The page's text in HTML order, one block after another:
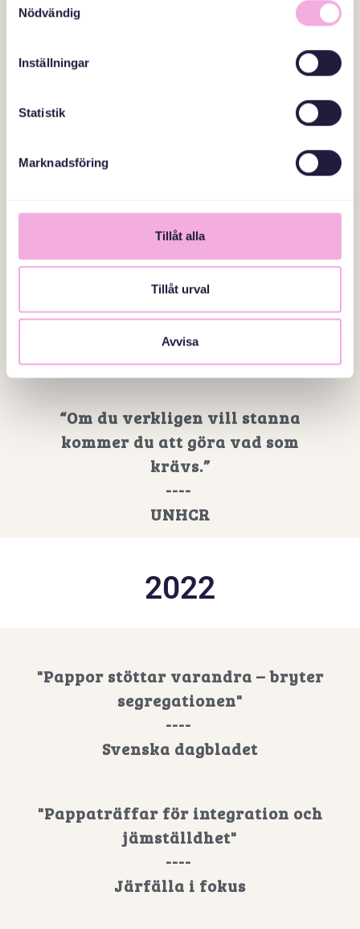
Nödvändig
Inställningar
Statistik
Marknadsföring
Tillåt alla
Tillåt urval
Avvisa
”Flyktingar från Ukraina får
skydd undan kriget, men inte en
Stockholmshemmet nummer 3
"Pappor som bryter mönster"
----
Faktum
“Om du verkligen vill stanna
kommer du att göra vad som
krävs.”
----
UNHCR
2022
"Pappor stöttar varandra – bryter
segregationen"
----
Svenska dagbladet
"Pappaträffar för integration och
jämställdhet"
----
Järfälla i fokus